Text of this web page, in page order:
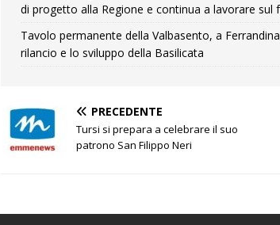
di progetto alla Regione e continua a lavorare sul
Tavolo permanente della Valbasento, a
rilancio e lo sviluppo della Basilicata
PRECEDENTE
Tursi si prepara a celebrare il suo
patrono San Filippo Neri